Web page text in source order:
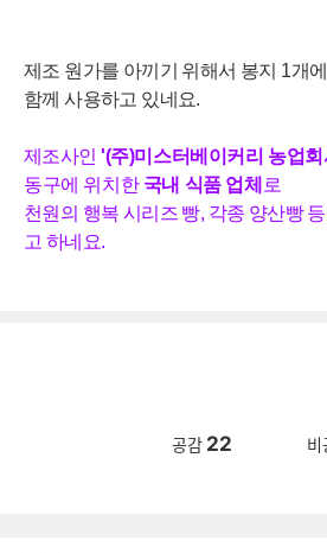
제조 원가를 아끼기 위해서 봉지 1개
함께 사용하고 있네요.
제조사인 '(주)미스터베이커리 농업
동구에 위치한 국내 식품 업체 로
천원의 행복 시리즈 빵, 각종 양산빵 등
고 하네 요.
공감 22 비